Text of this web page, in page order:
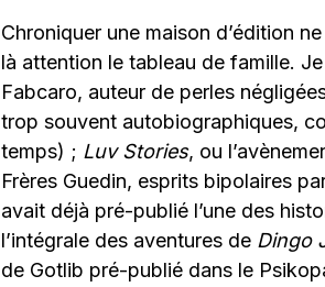
Chroniquer une maison d’édition
là attention le tableau de famille.
Fabcaro, auteur de perles
trop souvent autobiographiques,
temps) ; Luv Stories, ou
Frères Guedin, esprits bipolaires
avait déjà pré-publié l’une des
l’intégrale des aventures de Dingo
de Gotlib pré-publié dans le